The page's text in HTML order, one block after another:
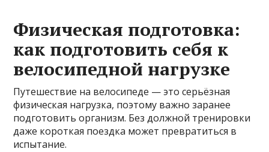
Физическая подготовка:
как подготовить себя к
велосипедной нагрузке
Путешествие на велосипеде — это серьёзная
физическая нагрузка, поэтому важно заранее
подготовить организм. Без должной тренировки
даже короткая поездка может превратиться в
испытание.